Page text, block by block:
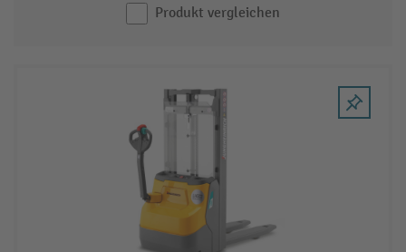
Produkt vergleichen